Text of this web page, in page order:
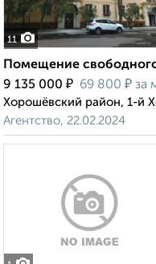
11
Помещение
9 135 000 ₽ 69 800 ₽ за
Хорошёвский район, 1-й
Агентство, 22.02.2024